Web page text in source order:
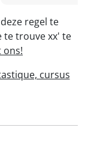
regel te
te trouve xx' te
ons!
cursus